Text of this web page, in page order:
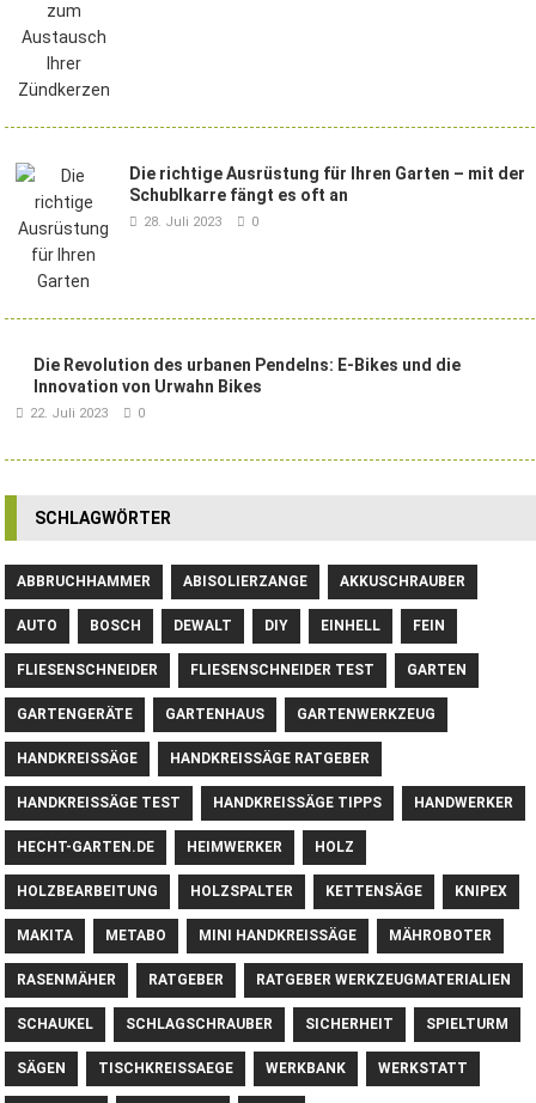
Die richtige Ausrüstung für Ihren Garten – mit der
Schublkarre fängt es oft an
28. Juli 2023 0
Die Revolution des urbanen Pendelns: E-Bikes und die
Innovation von Urwahn Bikes
22. Juli 2023 0
SCHLAGWÖRTER
ABBRUCHHAMMER ABISOLIERZANGE AKKUSCHRAUBER
AUTO BOSCH DEWALT DIY EINHELL FEIN
FLIESENSCHNEIDER FLIESENSCHNEIDER TEST GARTEN
GARTENGERÄTE GARTENHAUS GARTENWERKZEUG
HANDKREISSÄGE HANDKREISSÄGE RATGEBER
HANDKREISSÄGE TEST HANDKREISSÄGE TIPPS HANDWERKER
HECHT-GARTEN.DE HEIMWERKER HOLZ
HOLZBEARBEITUNG HOLZSPALTER KETTENSÄGE KNIPEX
MAKITA METABO MINI HANDKREISSÄGE MÄHROBOTER
RASENMÄHER RATGEBER RATGEBER WERKZEUGMATERIALIEN
SCHAUKEL SCHLAGSCHRAUBER SICHERHEIT SPIELTURM
SÄGEN TISCHKREISSAEGE WERKBANK WERKSTATT